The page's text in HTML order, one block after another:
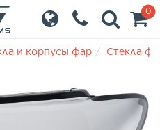
0
и корпусы фар Стекла